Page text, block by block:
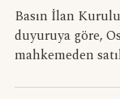
Basın İlan
duyuruya göre,
mahkemeden